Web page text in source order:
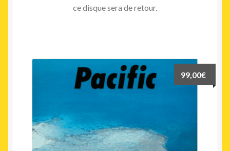
ce disque sera de retour.
99,00€